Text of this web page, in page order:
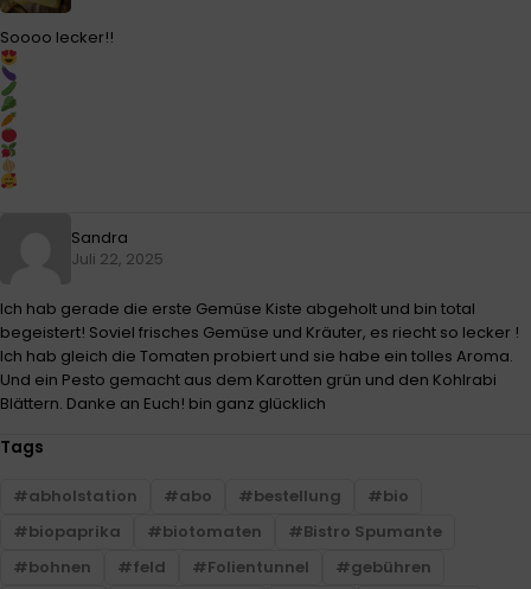
Soooo lecker!!
Sandra
Juli 22, 2025
Ich hab gerade die erste Gemüse Kiste abgeholt und bin total
begeistert! Soviel frisches Gemüse und Kräuter, es riecht so lecker !
Ich hab gleich die Tomaten probiert und sie habe ein tolles Aroma.
Und ein Pesto gemacht aus dem Karotten grün und den Kohlrabi
Blättern. Danke an Euch! bin ganz glücklich
Tags
abholstation abo bestellung
bio
biopaprika
biotomaten
Bistro Spumante
bohnen
feld Folientunnel
gebühren